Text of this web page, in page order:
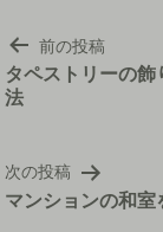
投
稿
ナ
ゲ
ー
シ
前の投稿
タペストリーの
法
次の投稿
マンションの和